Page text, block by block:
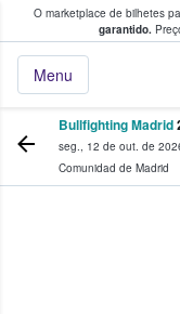
O marketplace de bilhetes
garantido.
Menu
fãs
Bullfighting Madrid
seg., 12 de out. de
Comunidad de Madrid